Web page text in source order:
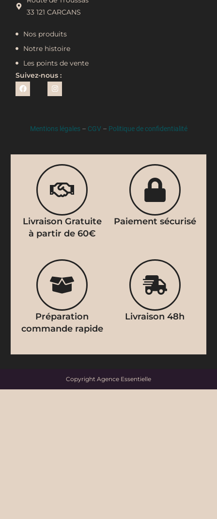
33 121 CARCANS
Nos produits
Notre histoire
Les points de vente
Suivez-nous :
Mentions légales– CGV– Politique de confidentialité
Livraison Gratuite
à partir de 60€
Paiement sécurisé
Préparation
commande rapide
Livraison 48h
Copyright Agence Essentielle